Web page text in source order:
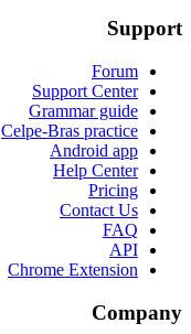
Support
Forum
Support Center
Grammar guide
Celpe-Bras practice
Android app
Help Center
Pricing
Contact Us
FAQ
API
Chrome Extension
Company